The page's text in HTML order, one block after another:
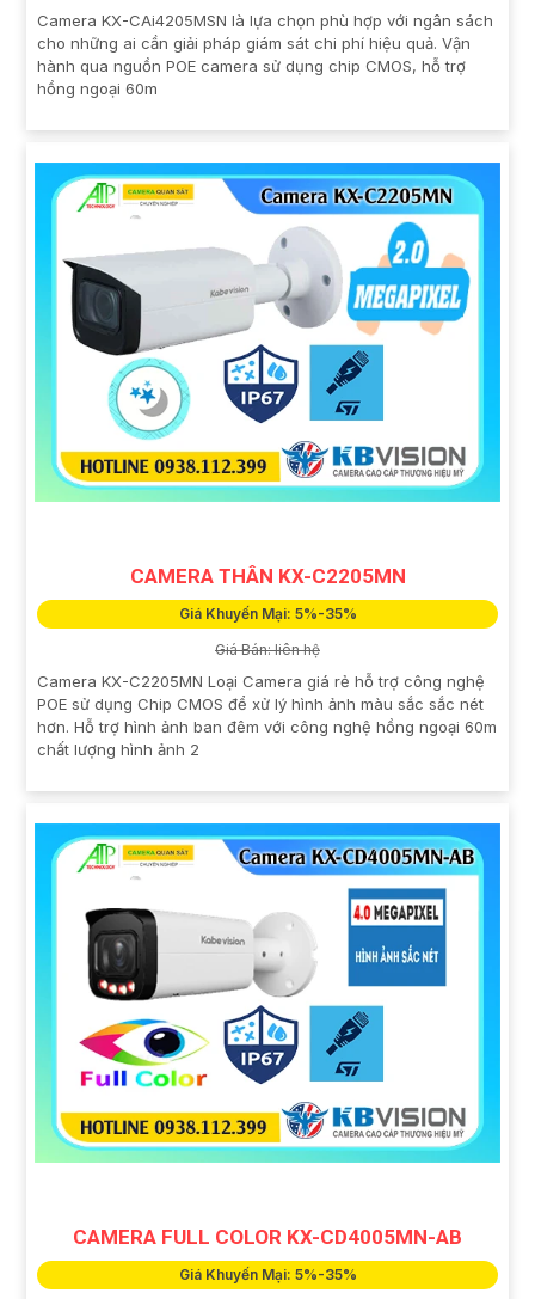
Camera KX-CAi4205MSN là lựa chọn phù hợp với ngân sách
cho những ai cần giải pháp giám sát chi phí hiệu quả. Vận
hành qua nguồn POE camera sử dụng chip CMOS, hỗ trợ
hồng ngoại 60m
CAMERA THÂN KX-C2205MN
Giá Khuyến Mại: 5%-35%
Giá Bán: liên hệ
Camera KX-C2205MN Loại Camera giá rẻ hỗ trợ công nghệ
POE sử dụng Chip CMOS để xử lý hình ảnh màu sắc sắc nét
hơn. Hỗ trợ hình ảnh ban đêm với công nghệ hồng ngoại 60m
chất lượng hình ảnh 2
CAMERA FULL COLOR KX-CD4005MN-AB
Giá Khuyến Mại: 5%-35%